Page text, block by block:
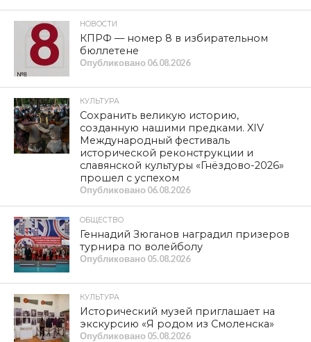
НОВОСТИ
КПРФ — номер 8 в избирательном
бюллетене
Опубликовано 06.08.2026
КУЛЬТУРА
Сохранить великую историю,
созданную нашими предками. XIV
Международный фестиваль
исторической реконструкции и
славянской культуры «Гнёздово-2026»
прошел с успехом
Опубликовано 06.08.2026
ОБЩЕСТВО
Геннадий Зюганов наградил призеров
турнира по волейболу
Опубликовано 05.08.2026
КУЛЬТУРА
Исторический музей приглашает на
экскурсию «Я родом из Смоленска»
Опубликовано 05.08.2026